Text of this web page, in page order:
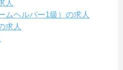
人
ムヘルパー1級）の求人
求人